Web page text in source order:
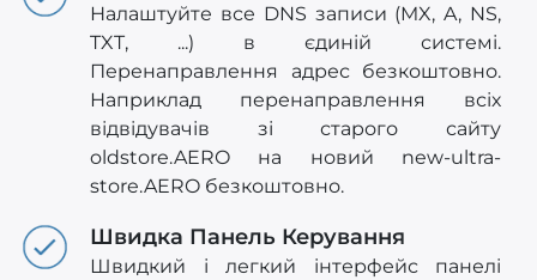
Налаштуйте все DNS записи (MX, A, NS,
TXT, ...) в єдиній системі.
Перенаправлення адрес безкоштовно.
Наприклад перенаправлення всіх
відвідувачів зі старого сайту
oldstore.AERO на новий new-ultra-
store.AERO безкоштовно.
Швидка Панель Керування
Швидкий і легкий інтерфейс панелі